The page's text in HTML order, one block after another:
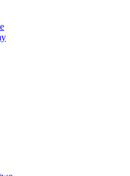
i logowanie do serwisu